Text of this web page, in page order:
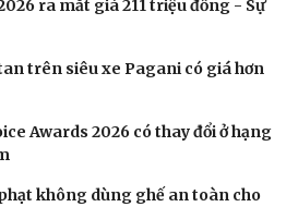
ra mắt giá 211 triệu đồng - Sự
trên siêu xe Pagani có giá hơn
Awards 2026 có thay đổi ở hạng
không dùng ghế an toàn cho